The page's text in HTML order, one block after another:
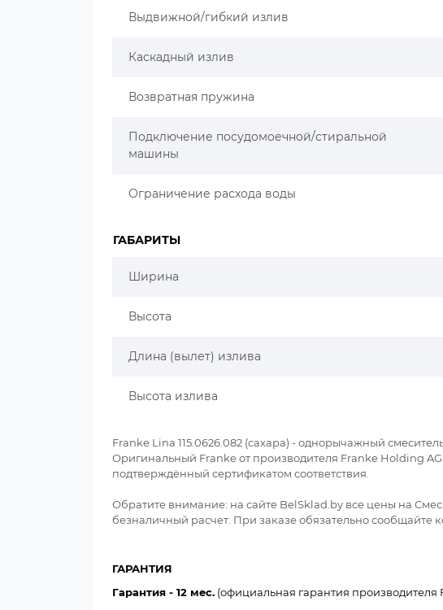
Выдвижной/гибкий излив
Каскадный излив
Возвратная пружина
Подключение посудомоечной/стиральной
машины
Ограничение расхода воды
ГАБАРИТЫ
Ширина
Высота
Длина (вылет) излива
Высота излива
Franke Lina 115.0626.082 (сахара) - однорычажный
Оригинальный Franke от производителя Franke Holding
подтверждённый сертификатом соответствия.
Обратите внимание: на сайте BelSklad.by все цены на
безналичный расчет. При заказе обязательно сообщайте
ГАРАНТИЯ
Гарантия - 12 мес. (официальная гарантия производителя